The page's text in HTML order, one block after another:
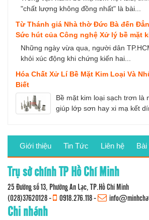
"chất lượng không đồng nhất" là bài...
Từ Thánh giá Nhà thờ Đức Bà đến
Sức hút của Công nghệ Xử lý bề mặt
Những ngày vừa qua, người dân
khỏi xúc động khi chứng kiến hai...
Hóa Chất Xử Lí Bề Mặt Kim Loại Và
Biết
Bề mặt kim loại sạch trơn là
giúp lớp sơn hay xi mạ kết
Giới thiệu Tin Tức Liên hệ Bài
Trụ sở chính TP Hồ Chí Minh
25 Đường số 13, Phường An Lạc, TP.Hồ Chí Minh
(028)37620128- 0918.276.118-
Chi nhánh